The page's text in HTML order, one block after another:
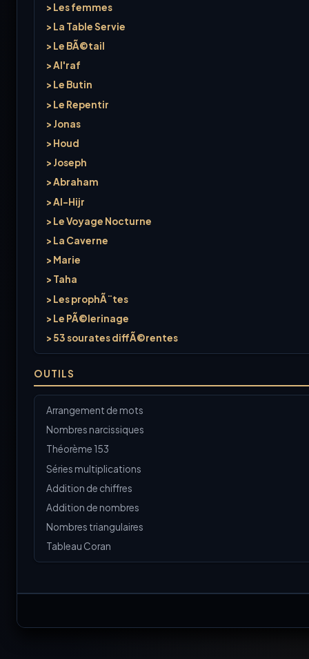
> Les femmes
> La Table Servie
> Le BÃ©tail
> Al'raf
> Le Butin
> Le Repentir
> Jonas
> Houd
> Joseph
> Abraham
> Al-Hijr
> Le Voyage Nocturne
> La Caverne
> Marie
> Taha
> Les prophÃ¨tes
> Le PÃ©lerinage
> 53 sourates diffÃ©rentes
OUTILS
Arrangement de mots
Nombres narcissiques
Théorème 153
Séries multiplications
Addition de chiffres
Addition de nombres
Nombres triangulaires
Tableau Coran